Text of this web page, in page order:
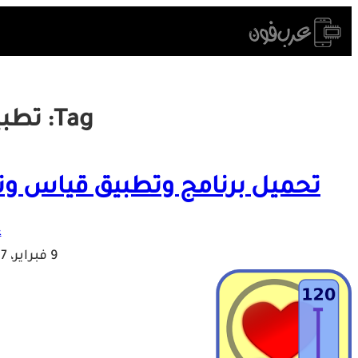
Skip
to
Tag:
تحميل برنامج وتطبيق قياس
9 فبراير، 2017